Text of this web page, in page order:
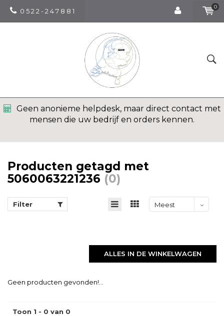
0 5 2 2 - 2 4 7 8 8 1
0
Geen anonieme helpdesk, maar direct contact met
mensen die uw bedrijf en orders kennen.
Producten getagd met
5060063221236 (0)
Filter
Meest
ALLES IN DE WINKELWAGEN
Geen producten gevonden!...
Toon 1 - 0 van 0